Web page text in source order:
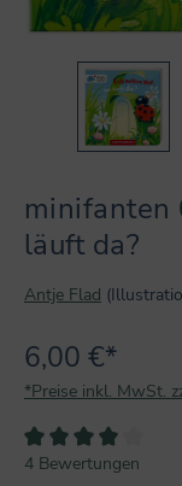
minifanten
läuft da?
Antje Flad
6,00 €*
*Preise inkl. MwSt.
Durchschnittliche
4 Bewertungen